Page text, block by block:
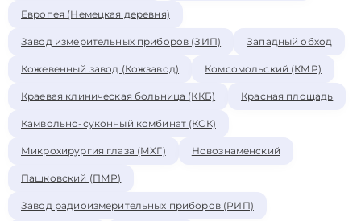
Европея (Немецкая деревня)
Завод измерительных приборов (ЗИП) Западный обход
Кожевенный завод (Кожзавод) Комсомольский (КМР)
Краевая клиническая больница (ККБ) Красная площадь
Камвольно-суконный комбинат (КСК)
Микрохирургия глаза (МХГ) Новознаменский
Пашковский (ПМР)
Завод радиоизмерительных приборов (РИП)